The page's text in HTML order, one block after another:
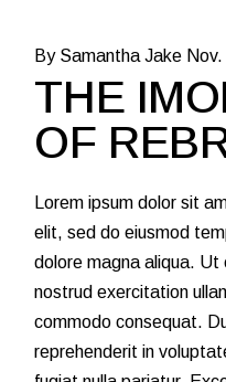
By Samantha Jake
THE
OF
Lorem ipsum dolor sit
elit, sed do eiusmod
dolore magna aliqua. Ut
nostrud exercitation
commodo consequat.
reprehenderit in